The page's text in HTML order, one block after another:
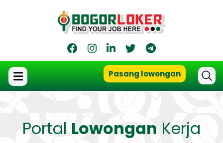
Pasang lowongan
Portal Lowongan Kerja